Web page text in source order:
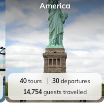
America
40tours 30departures
14,754guests travelled